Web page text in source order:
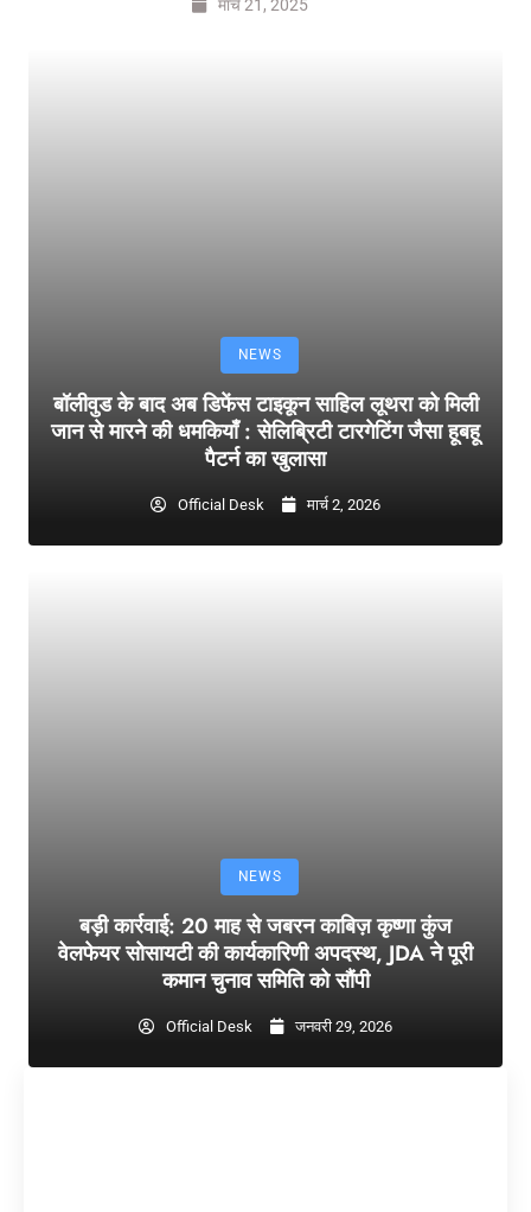
मार्च 21, 2025
NEWS
बॉलीवुड के बाद अब डिफेंस टाइकून साहिल लूथरा को मिली
जान से मारने की धमकियाँ : सेलिब्रिटी टारगेटिंग जैसा हूबहू
पैटर्न का खुलासा
Official Desk मार्च 2, 2026
NEWS
बड़ी कार्रवाई: 20 माह से जबरन काबिज़ कृष्णा कुंज
वेलफेयर सोसायटी की कार्यकारिणी अपदस्थ, JDA ने पूरी
कमान चुनाव समिति को सौंपी
Official Desk जनवरी 29, 2026